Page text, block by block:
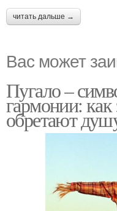
читать дальше →
Вас может
Пугало –
гармонии:
обретают